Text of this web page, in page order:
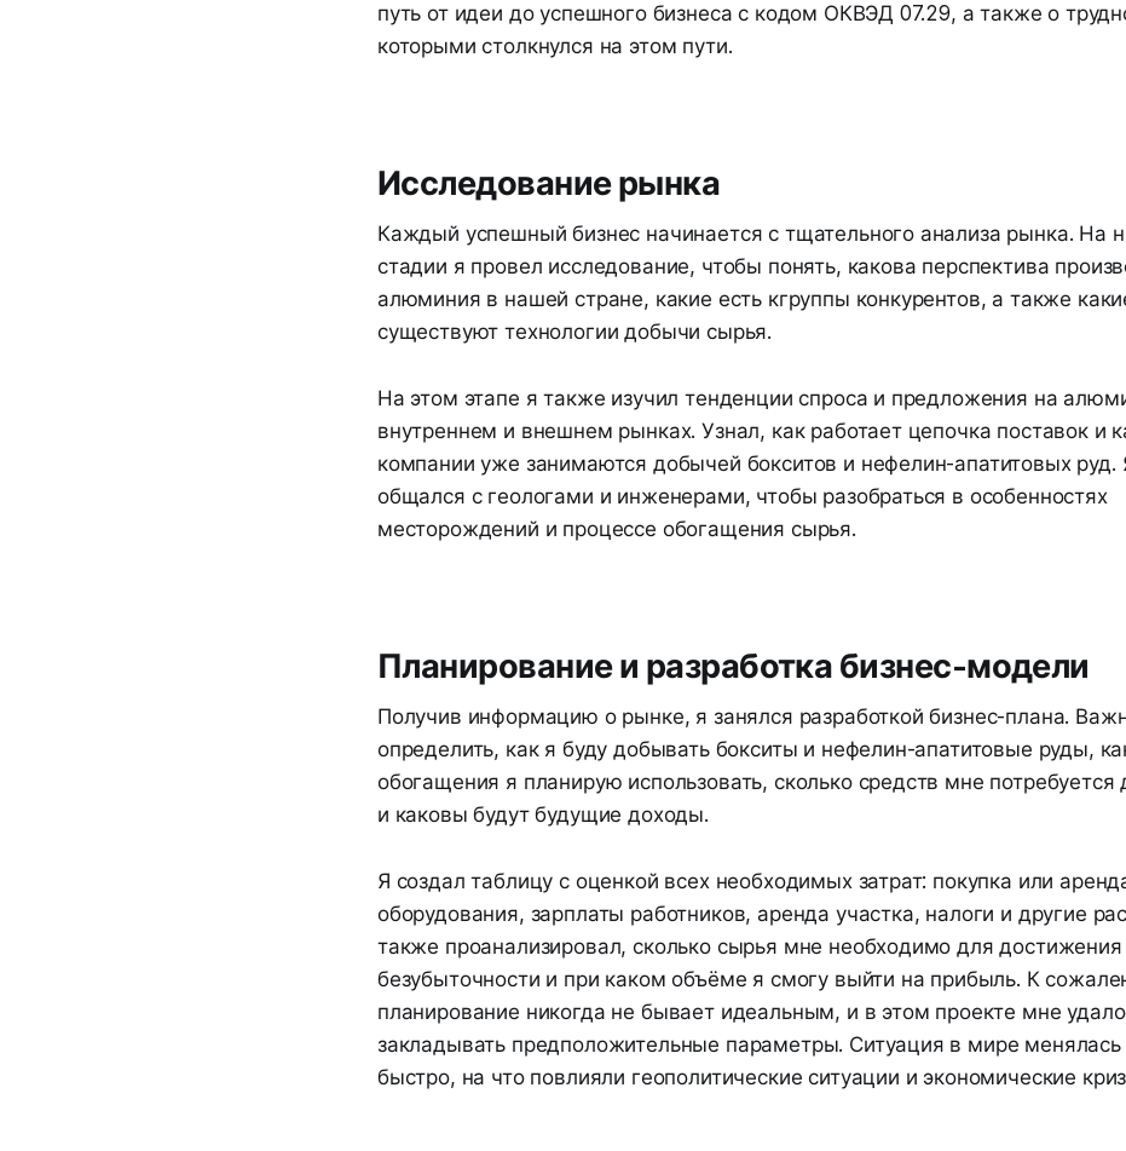
путь от идеи до успешного бизнеса с кодом ОКВЭД 07.29, а также о
которыми столкнулся на этом пути.
Исследование рынка
Каждый успешный бизнес начинается с тщательного анализа рынка. На
стадии я провел исследование, чтобы понять, какова перспектива
алюминия в нашей стране, какие есть кгруппы конкурентов, а также
существуют технологии добычи сырья.
На этом этапе я также изучил тенденции спроса и предложения на
внутреннем и внешнем рынках. Узнал, как работает цепочка поставок и
компании уже занимаются добычей бокситов и нефелин-апатитовых руд.
общался с геологами и инженерами, чтобы разобраться в особенностях
месторождений и процессе обогащения сырья.
Планирование и разработка бизнес-модели
Получив информацию о рынке, я занялся разработкой бизнес-плана.
определить, как я буду добывать бокситы и нефелин-апатитовые руды,
обогащения я планирую использовать, сколько средств мне потребуется
и каковы будут будущие доходы.
Я создал таблицу с оценкой всех необходимых затрат: покупка или
оборудования, зарплаты работников, аренда участка, налоги и другие
также проанализировал, сколько сырья мне необходимо для достижения
безубыточности и при каком объёме я смогу выйти на прибыль. К
планирование никогда не бывает идеальным, и в этом проекте мне
закладывать предположительные параметры. Ситуация в мире менялась
быстро, на что повлияли геополитические ситуации и экономические